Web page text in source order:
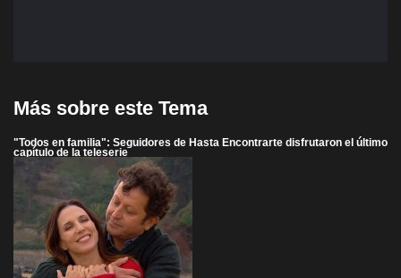
Más sobre este Tema
"Todos en familia": Seguidores de Hasta Encontrarte disfrutaron el último
capítulo de la teleserie